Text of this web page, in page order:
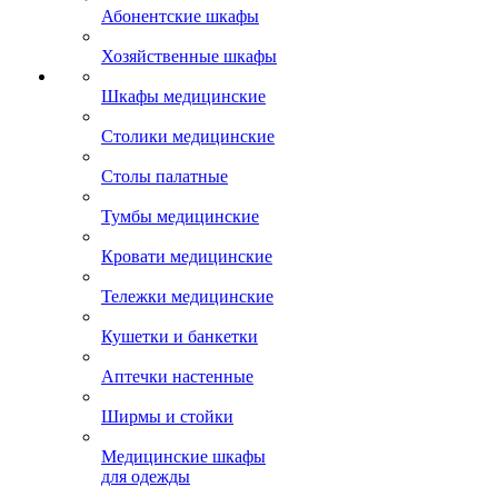
Абонентские шкафы
Хозяйственные шкафы
Шкафы медицинские
Столики медицинские
Столы палатные
Тумбы медицинские
Кровати медицинские
Тележки медицинские
Кушетки и банкетки
Аптечки настенные
Ширмы и стойки
Медицинские шкафы
для одежды